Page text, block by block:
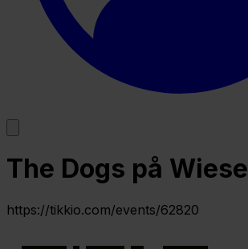
The Dogs på Wiese
https://tikkio.com/events/62820